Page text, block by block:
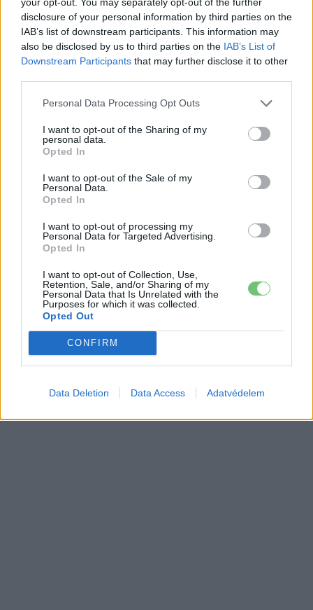
disclosure of your personal information by third parties on the
IAB’s list of downstream participants. This information may
also be disclosed by us to third parties on the IAB’s List of
Downstream Participants that may further disclose it to other
Personal Data Processing Opt Outs
I want to opt-out of the Sharing of my
personal data.
Opted In
I want to opt-out of the Sale of my
Personal Data.
Opted In
I want to opt-out of processing my
Personal Data for Targeted Advertising.
Opted In
I want to opt-out of Collection, Use,
Retention, Sale, and/or Sharing of my
Personal Data that Is Unrelated with the
Purposes for which it was collected.
Opted Out
CONFIRM
Data Deletion Data Access Adatvédelem
Eriqo
Főállásban Informatikus kocka, de lelkében elkötelezett gamer,
kütyü és immár e-autó rajongó!
KAPCSOLÓDÓ CIKKEK TÖBB A SZERZŐTŐL
Elektromos
szinte csak elektromos autót vesznek
Akkumulátor
150 milliárd eurót bukhat Európa, ha
2,4 millió eurós programba kezdtek a
németek, hogy lekörözzék a kínai LFP-
gyártókat